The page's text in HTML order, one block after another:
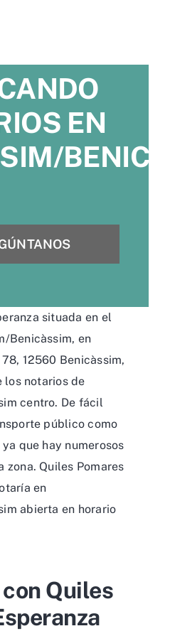
EN
situada en el
Benicàssim, en
12560 Benicàssim,
los notarios de
centro. De fácil
público como
que hay numerosos
zona. Quiles Pomares
en
abierta en horario
Quiles